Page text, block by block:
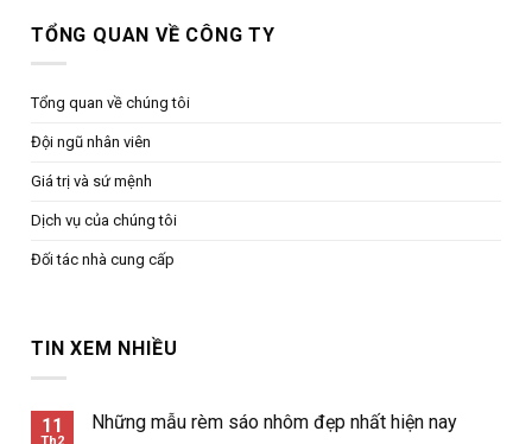
TỔNG QUAN VỀ CÔNG TY
Tổng quan về chúng tôi
Đội ngũ nhân viên
Giá trị và sứ mệnh
Dịch vụ của chúng tôi
Đối tác nhà cung cấp
TIN XEM NHIỀU
11
Th2
Những mẫu rèm sáo nhôm đẹp nhất hiện nay